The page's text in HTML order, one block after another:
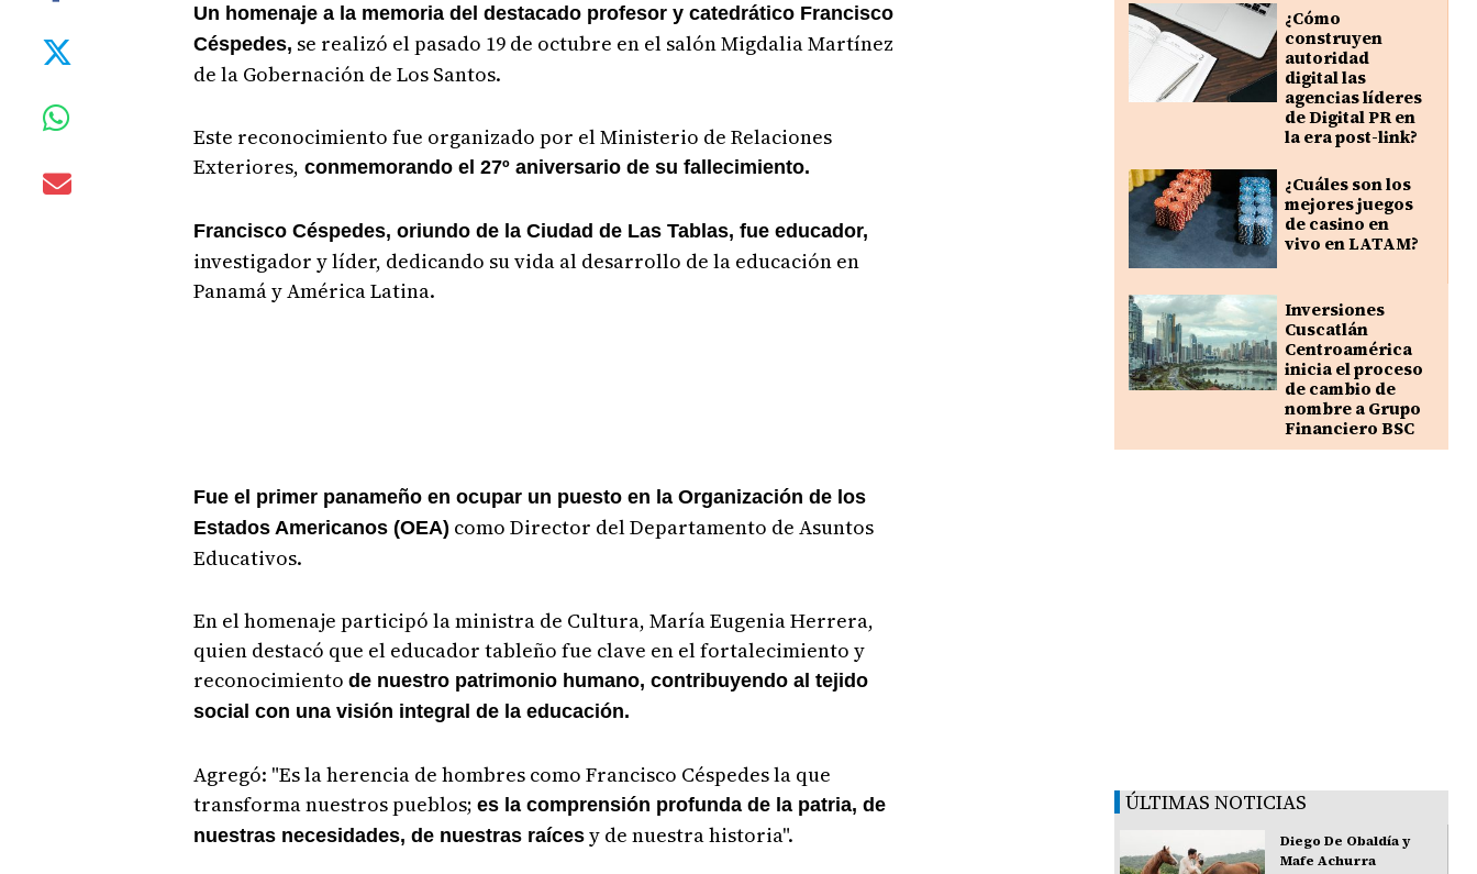
Un homenaje a la memoria del destacado profesor y catedrático Francisco
Céspedes, se realizó el pasado 19 de octubre en el salón Migdalia Martínez
de la Gobernación de Los Santos.
Este reconocimiento fue organizado por el Ministerio de Relaciones
Exteriores, conmemorando el 27º aniversario de su fallecimiento.
Francisco Céspedes, oriundo de la Ciudad de Las Tablas, fue educador,
investigador y líder, dedicando su vida al desarrollo de la educación en
Panamá y América Latina.
Fue el primer panameño en ocupar un puesto en la Organización de los
Estados Americanos (OEA) como Director del Departamento de Asuntos
Educativos.
En el homenaje participó la ministra de Cultura, María Eugenia Herrera,
quien destacó que el educador tableño fue clave en el fortalecimiento y
reconocimiento de nuestro patrimonio humano, contribuyendo al tejido
social con una visión integral de la educación.
Agregó: "Es la herencia de hombres como Francisco Céspedes la que
transforma nuestros pueblos; es la comprensión profunda de la patria, de
nuestras necesidades, de nuestras raícesy de nuestra historia".
¿Cómo
construyen
autoridad
digital las
agencias líderes
de Digital PR en
la era post-link?
¿Cuáles son los
mejores juegos
de casino en
vivo en LATAM?
Inversiones
Cuscatlán
Centroamérica
inicia el proceso
de cambio de
nombre a Grupo
Financiero BSC
ÚLTIMAS NOTICIAS
Diego De Obaldía y
Mafe Achurra